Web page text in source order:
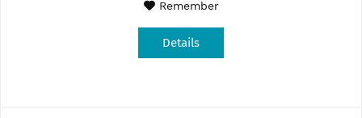
Remember
Details